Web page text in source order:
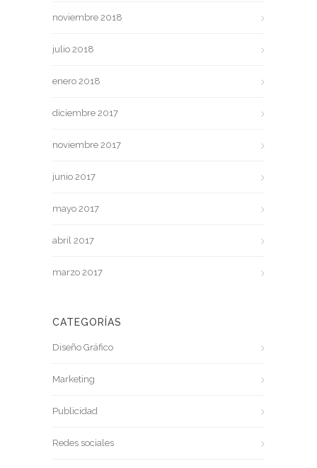
noviembre 2018
julio 2018
enero 2018
diciembre 2017
noviembre 2017
junio 2017
mayo 2017
abril 2017
marzo 2017
CATEGORÍAS
Diseño Gráfico
Marketing
Publicidad
Redes sociales